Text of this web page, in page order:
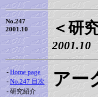
No.247
2001.10
＜
- Home page
- No.247 目次
-研究紹介
アー